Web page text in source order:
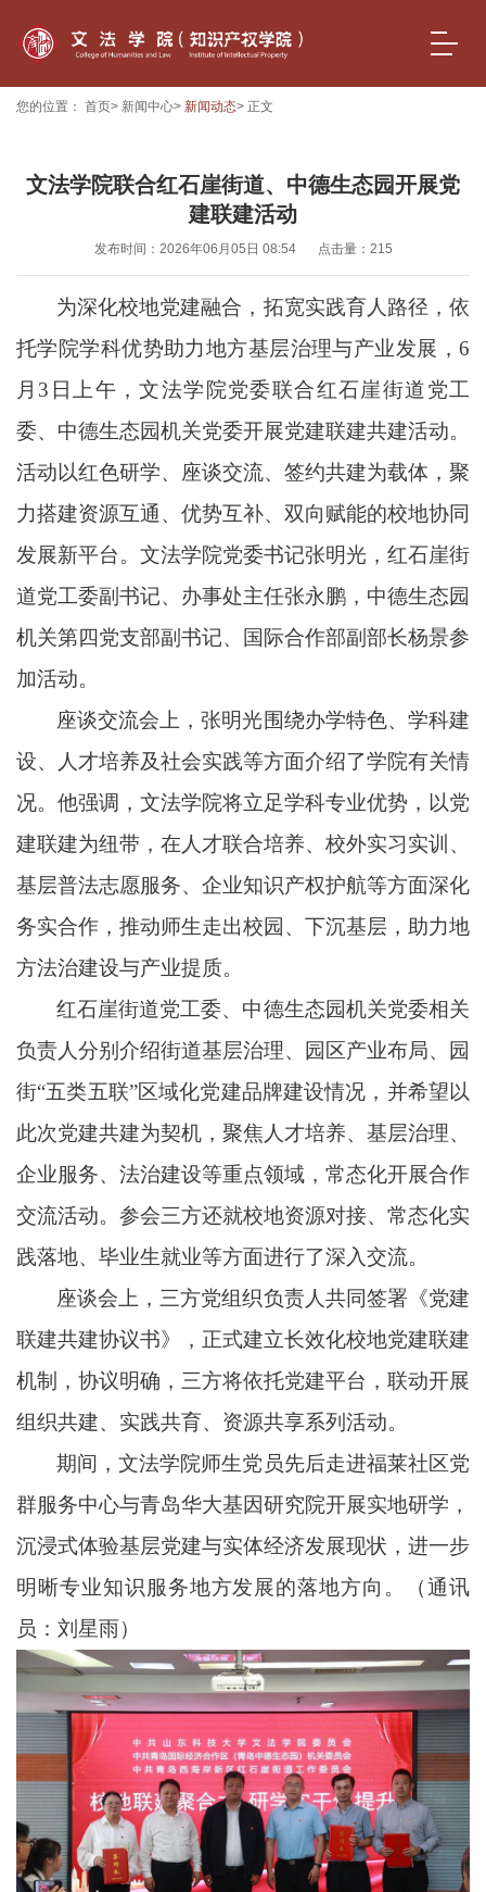
您的位置： 首页> 新闻中心> 新闻动态> 正文
文法学院联合红石崖街道、中德生态园开展党
建联建活动
发布时间：2026年06月05日 08:54 点击量： 215
为深化校地党建融合，拓宽实践育人路径，依
托学院学科优势助力地方基层治理与产业发展， 6
月3日上午，文法学院党委联合红石崖街道党工
委、中德生态园机关党委开展党建联建共建活动。
活动以红色研学、座谈交流、签约共建为载体，聚
力搭建资源互通、优势互补、双向赋能的校地协同
发展新平台。文法学院党委书记张明光，红石崖街
道党工委副书记、办事处主任张永鹏，中德生态园
机关第四党支部副书记、国际合作部副部长杨景参
加活动。
座谈交流会上，张明光围绕办学特色、学科建
设、人才培养及社会实践等方面介绍了学院有关情
况。他强调，文法学院将立足学科专业优势，以党
建联建为纽带，在人才联合培养、校外实习实训、
基层普法志愿服务、企业知识产权护航等方面深化
务实合作，推动师生走出校园、下沉基层，助力地
方法治建设与产业提质。
红石崖街道党工委、中德生态园机关党委相关
负责人分别介绍街道基层治理、园区产业布局、园
街“五类五联”区域化党建品牌建设情况，并希望以
此次党建共建为契机，聚焦人才培养、基层治理、
企业服务、法治建设等重点领域，常态化开展合作
交流活动。参会三方还就校地资源对接、常态化实
践落地、毕业生就业等方面进行了深入交流。
座谈会上，三方党组织负责人共同签署《党建
联建共建协议书》，正式建立长效化校地党建联建
机制，协议明确，三方将依托党建平台，联动开展
组织共建、实践共育、资源共享系列活动。
期间，文法学院师生党员先后走进福莱社区党
群服务中心与青岛华大基因研究院开展实地研学，
沉浸式体验基层党建与实体经济发展现状，进一步
明晰专业知识服务地方发展的落地方向。（通讯
员：刘星雨）